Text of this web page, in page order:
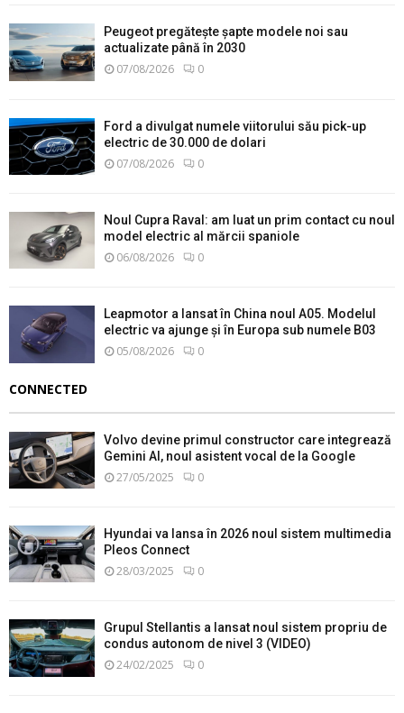
Peugeot pregătește șapte modele noi sau
actualizate până în 2030
07/08/2026 0
Ford a divulgat numele viitorului său pick-up
electric de 30.000 de dolari
07/08/2026 0
Noul Cupra Raval: am luat un prim contact cu noul
model electric al mărcii spaniole
06/08/2026 0
Leapmotor a lansat în China noul A05. Modelul
electric va ajunge și în Europa sub numele B03
05/08/2026 0
CONNECTED
Volvo devine primul constructor care integrează
Gemini AI, noul asistent vocal de la Google
27/05/2025 0
Hyundai va lansa în 2026 noul sistem multimedia
Pleos Connect
28/03/2025 0
Grupul Stellantis a lansat noul sistem propriu de
condus autonom de nivel 3 (VIDEO)
24/02/2025 0